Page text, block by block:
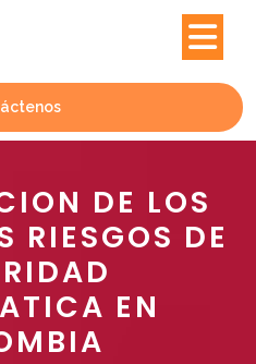
DE LOS
RIESGOS DE
EN